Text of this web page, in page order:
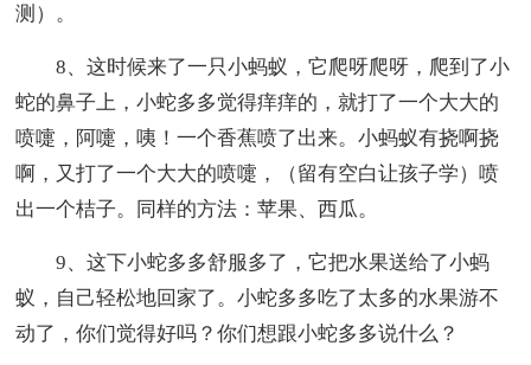
测）。
8、这时候来了一只小蚂蚁，它爬呀爬呀，爬到了小
蛇的鼻子上，小蛇多多觉得痒痒的，就打了一个大大的
喷嚏，阿嚏，咦！一个香蕉喷了出来。小蚂蚁有挠啊挠
啊，又打了一个大大的喷嚏，（留有空白让孩子学）喷
出一个桔子。同样的方法：苹果、西瓜。
9、这下小蛇多多舒服多了，它把水果送给了小蚂
蚁，自己轻松地回家了。小蛇多多吃了太多的水果游不
动了，你们觉得好吗？你们想跟小蛇多多说什么？